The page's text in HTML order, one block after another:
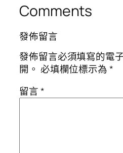
Comments
發佈留言
發佈留言必須填寫的電
開。 必填欄位標示為*
留言*